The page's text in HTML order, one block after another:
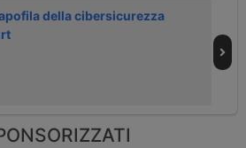
della cibersicurezza